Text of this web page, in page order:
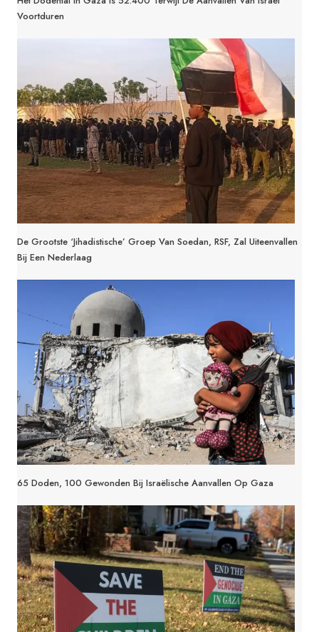
Voortduren
De Grootste ‘jihadistische’ Groep Van Soedan, RSF, Zal Uiteenvallen
Bij Een Nederlaag
65 Doden, 100 Gewonden Bij Israëlische Aanvallen Op Gaza